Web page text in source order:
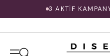
3 AKTİF